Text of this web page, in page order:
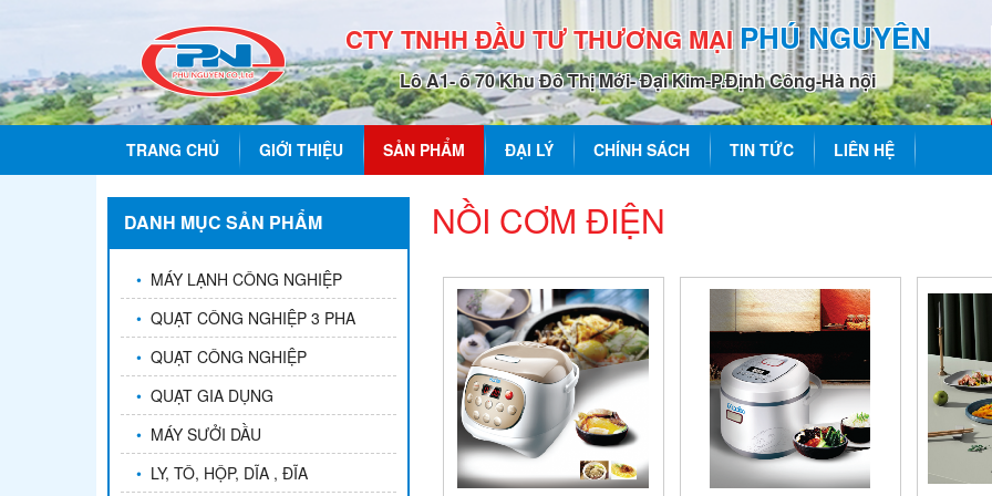
CTY TNHH ĐẦU TƯ THƯƠNG MẠI PHÚ NGUYÊN
Lô A1- ô 70 Khu Đô Thị Mới- Đại Kim-P.Định Công-Hà nội
TRANG CHỦ GIỚI THIỆU SẢN PHẨM ĐẠI LÝ CHÍNH SÁCH TIN TỨC LIÊN HỆ
DANH MỤC SẢN PHẨM
• MÁY LẠNH CÔNG NGHIỆP
• QUẠT CÔNG NGHIỆP 3 PHA
• QUẠT CÔNG NGHIỆP
• QUẠT GIA DỤNG
• MÁY SƯỞI DẦU
• LY, TÔ, HỘP, DĨA , ĐĨA
NỒI CƠM ĐIỆN